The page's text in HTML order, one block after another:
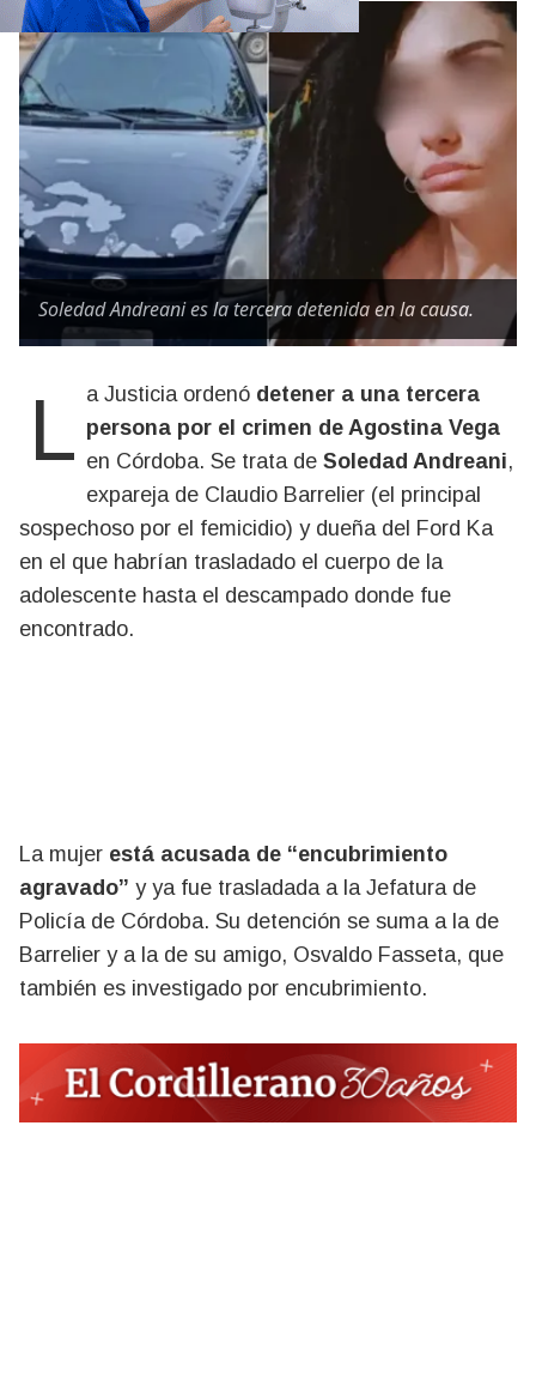
Soledad Andreani es la tercera detenida en la causa.
La Justicia ordenó detener a una tercera
persona por el crimen de Agostina Vega
en Córdoba. Se trata de Soledad Andreani,
expareja de Claudio Barrelier (el principal
sospechoso por el femicidio) y dueña del Ford Ka
en el que habrían trasladado el cuerpo de la
adolescente hasta el descampado donde fue
encontrado.
La mujer está acusada de “encubrimiento
agravado” y ya fue trasladada a la Jefatura de
Policía de Córdoba. Su detención se suma a la de
Barrelier y a la de su amigo, Osvaldo Fasseta, que
también es investigado por encubrimiento.